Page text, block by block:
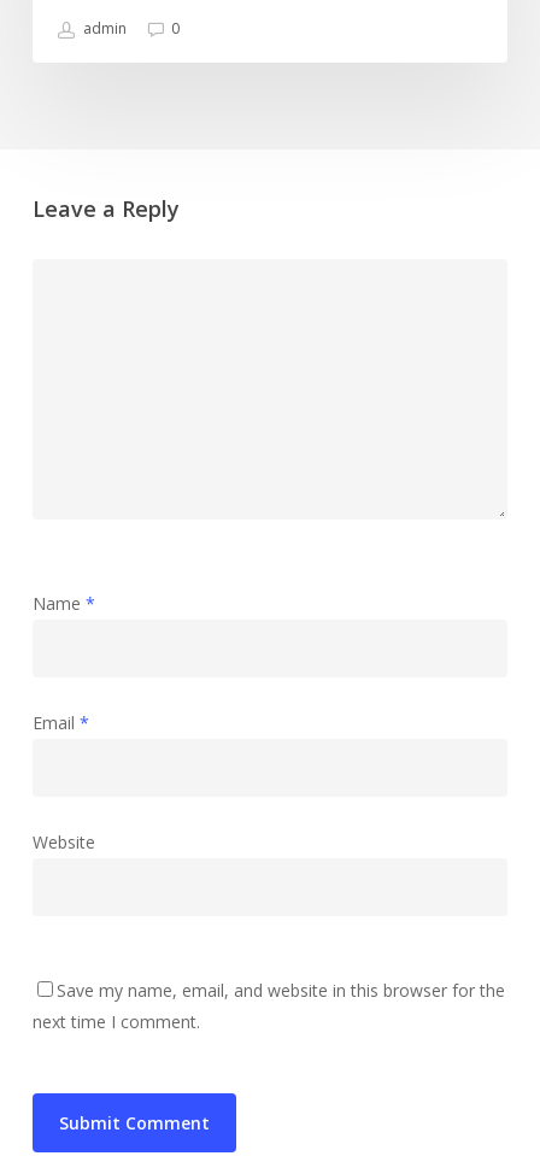
admin 0
Leave a Reply
Name *
Email *
Website
Save my name, email, and website in this browser for the
next time I comment.